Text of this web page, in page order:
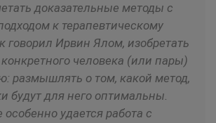
доказательные методы с
к терапевтическому
говорил Ирвин Ялом, изобретать
человека (или пары)
размышлять о том, какой метод,
будут для него оптимальны.
удается работа с